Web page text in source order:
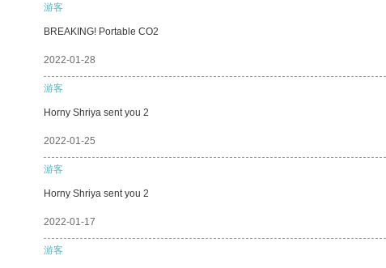
游客
BREAKING! Portable CO2
2022-01-28
游客
Horny Shriya sent you 2
2022-01-25
游客
Horny Shriya sent you 2
2022-01-17
游客